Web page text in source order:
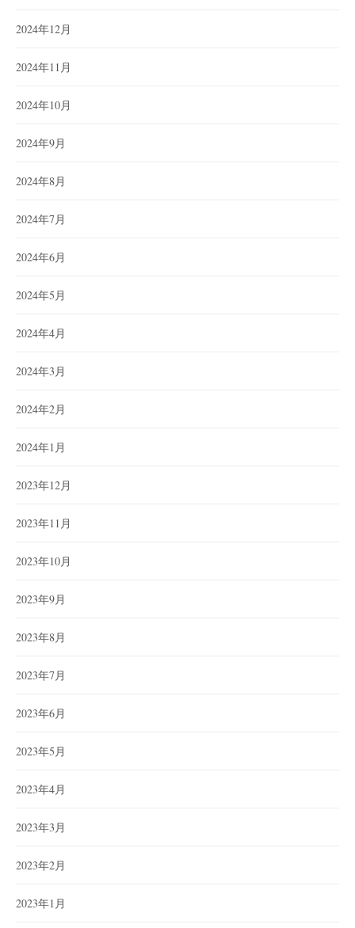
2024年12月
2024年11月
2024年10月
2024年9月
2024年8月
2024年7月
2024年6月
2024年5月
2024年4月
2024年3月
2024年2月
2024年1月
2023年12月
2023年11月
2023年10月
2023年9月
2023年8月
2023年7月
2023年6月
2023年5月
2023年4月
2023年3月
2023年2月
2023年1月